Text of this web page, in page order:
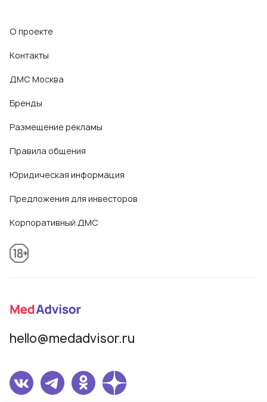
О проекте
Контакты
ДМС Москва
Бренды
Размещение рекламы
Правила общения
Юридическая информация
Предложения для инвесторов
Корпоративный ДМС
hello@medadvisor.ru